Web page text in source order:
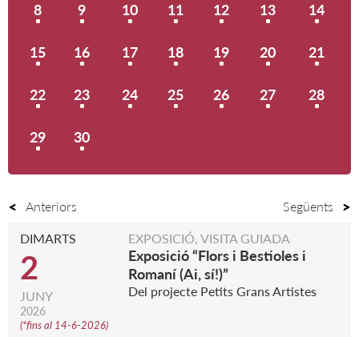
8 9 10 11 12 13 14
15 16 17 18 19 20 21
22 23 24 25 26 27 28
29 30
Anteriors Següents
DIMARTS
2
JUNY
2026
(*fins al 14-6-2026)
EXPOSICIÓ, VISITA GUIADA
Exposició “Flors i Bestioles i
Romaní (Ai, sí!)”
Del projecte Petits Grans Artistes